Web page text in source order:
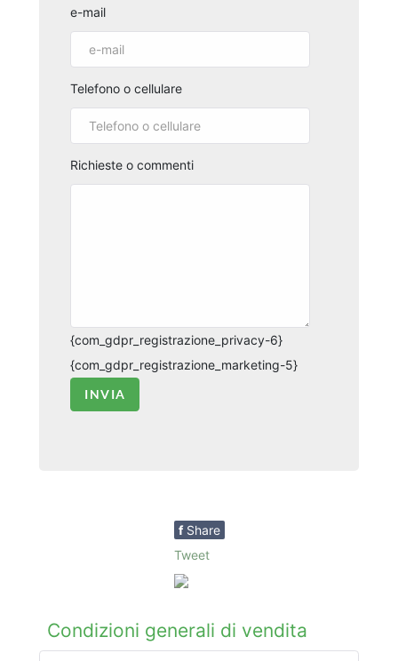
e-mail
Telefono o cellulare
Richieste o commenti
{com_gdpr_registrazione_privacy-6}
{com_gdpr_registrazione_marketing-5}
INVIA
f Share
Tweet
Condizioni generali di vendita